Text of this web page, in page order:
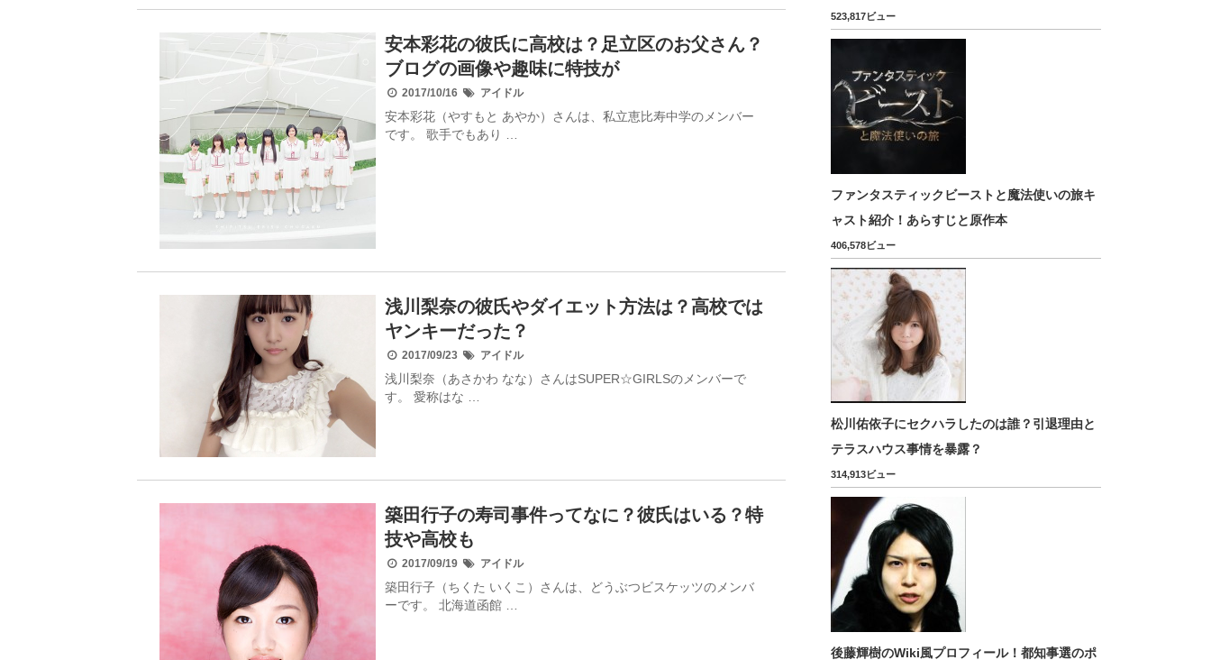
安本彩花の彼氏に高校は？足立区のお父さん？
ブログの画像や趣味に特技が
2017/10/16 アイドル
安本彩花（やすもと あやか）さんは、私立恵比寿中学のメンバー
です。 歌手でもあり …
浅川梨奈の彼氏やダイエット方法は？高校では
ヤンキーだった？
2017/09/23 アイドル
浅川梨奈（あさかわ なな）さんはSUPER☆GIRLSのメンバーで
す。 愛称はな …
築田行子の寿司事件ってなに？彼氏はいる？特
技や高校も
2017/09/19 アイドル
築田行子（ちくた いくこ）さんは、どうぶつビスケッツのメンバ
ーです。 北海道函館 …
523,817ビュー
ファンタスティックビーストと魔法使いの旅キ
ャスト紹介！あらすじと原作本
406,578ビュー
松川佑依子にセクハラしたのは誰？引退理由と
テラスハウス事情を暴露？
314,913ビュー
後藤輝樹のWiki風プロフィール！都知事選のポ